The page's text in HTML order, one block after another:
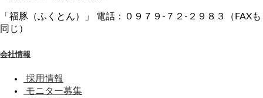
「福豚（ふくとん）」 電話：０９７９-７２-２９８３（FAXも
同じ）
会社情報
採用情報
モニター募集